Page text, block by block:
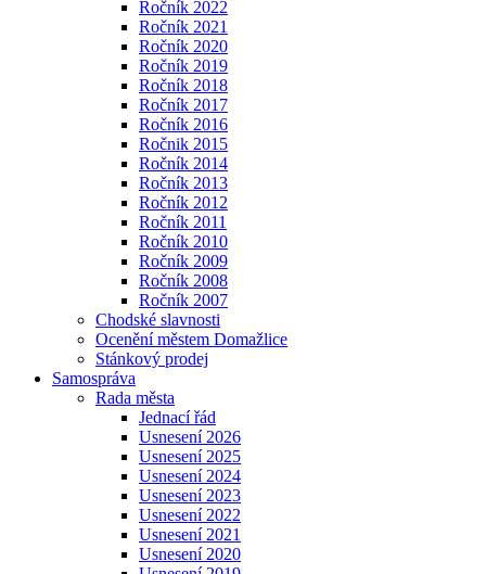
Ročník 2022
Ročník 2021
Ročník 2020
Ročník 2019
Ročník 2018
Ročník 2017
Ročník 2016
Ročnik 2015
Ročník 2014
Ročník 2013
Ročník 2012
Ročník 2011
Ročník 2010
Ročník 2009
Ročník 2008
Ročník 2007
Chodské slavnosti
Ocenění městem Domažlice
Stánkový prodej
Samospráva
Rada města
Jednací řád
Usnesení 2026
Usnesení 2025
Usnesení 2024
Usnesení 2023
Usnesení 2022
Usnesení 2021
Usnesení 2020